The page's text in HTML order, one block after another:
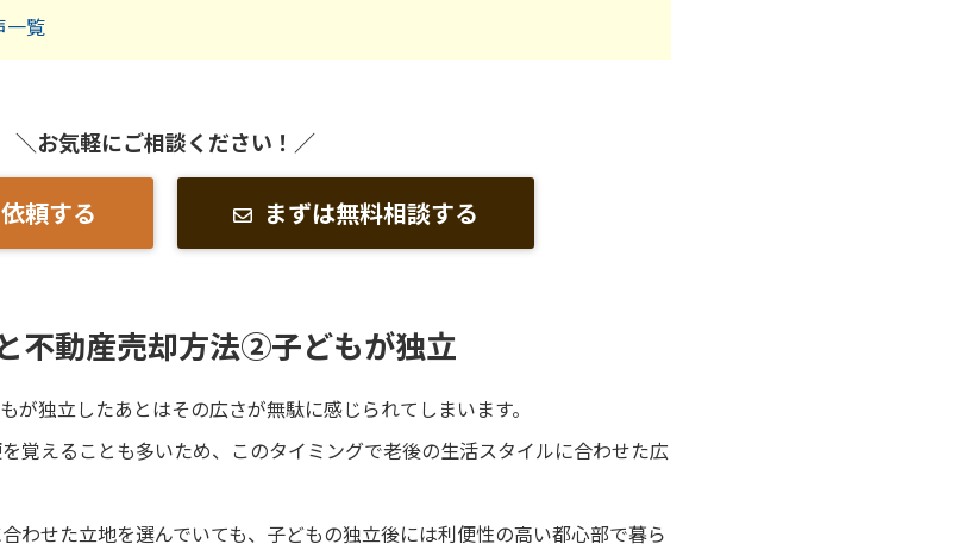
一覧
＼お気軽にご相談ください！／
頼する まずは無料相談する
不動産売却方法②子どもが独立
が独立したあとはその広さが無駄に感じられてしまいます。
覚えることも多いため、このタイミングで老後の生活スタイルに合わせた広
わせた立地を選んでいても、子どもの独立後には利便性の高い都心部で暮ら